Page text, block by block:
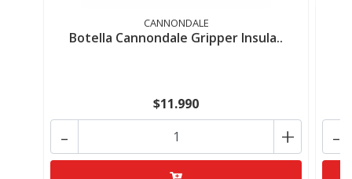
CANNONDALE
Botella Cannondale Gripper Insula..
$11.990
+
- -